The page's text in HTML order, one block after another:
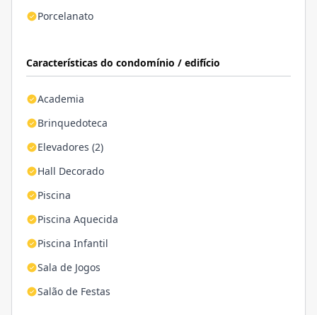
Porcelanato
Características do condomínio / edifício
Academia
Brinquedoteca
Elevadores (2)
Hall Decorado
Piscina
Piscina Aquecida
Piscina Infantil
Sala de Jogos
Salão de Festas